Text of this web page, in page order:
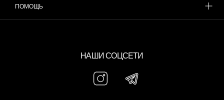
ПОМОЩЬ
НАШИ СОЦСЕТИ